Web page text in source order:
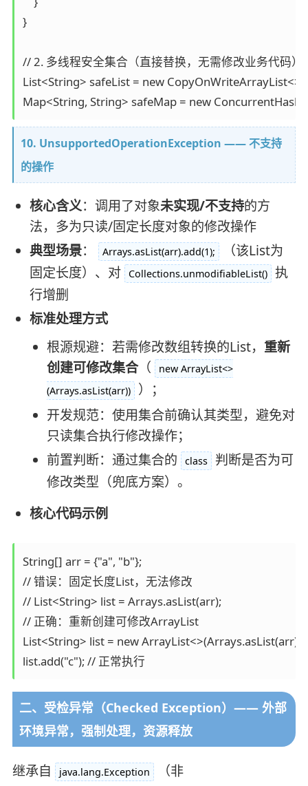
}
// 2. 多线程安全集合（直接替换，无需修改业务代码）
List<String> safeList = new
10. UnsupportedOperationException —— 不支持
的操作
核心含义：调用了对象未实现/不支持的方
法，多为只读/固定长度对象的修改操作
典型场景： Arrays.asList(arr).add(1);
（该List为
固定长度）、对
Collections.unmodifiableList() 执
行增删
标准处理方式
根源规避：若需修改数组转换的List， 重新
创建可修改集合（
new ArrayList<>
(Arrays.asList(arr))
）；
开发规范：使用集合前确认其类型，避免对
只读集合执行修改操作；
前置判断：通过集合的
class 判断是否为可
修改类型（兜底方案）。
核心代码示例
String[] arr = {"a", "b"};
// 错误：固定长度List，无法修改
// List<String> list = Arrays.asList(arr);
// 正确：重新创建可修改ArrayList
List<String> list = new ArrayList<>(Arrays.asList(arr));
二、受检异常（Checked Exception）—— 外部
环境异常，强制处理，资源释放
继承自 java.lang.Exception
（非